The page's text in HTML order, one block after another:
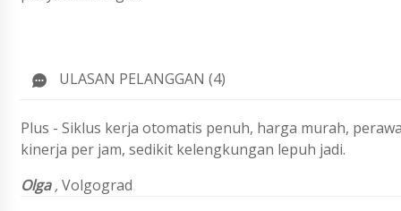
ULASAN PELANGGAN (4)
Plus - Siklus kerja otomatis penuh, harga murah,
kinerja per jam, sedikit kelengkungan lepuh jadi.
Olga,Volgograd